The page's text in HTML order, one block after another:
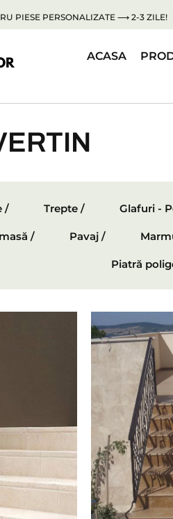
PIESE PERSONALIZATE ⟶ 2-3 ZILE!
ACASA
/ Trepte / Glafuri -
/ Pavaj /
Piatră